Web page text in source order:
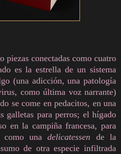
piezas conectadas como cuatro
es la estrella de un sistema
(una adicción, una patología
como última voz narrante)
se come en pedacitos, en una
galletas para perros; el hígado
en la campiña francesa, para
como unadelicatessen de la
de otra especie infiltrada